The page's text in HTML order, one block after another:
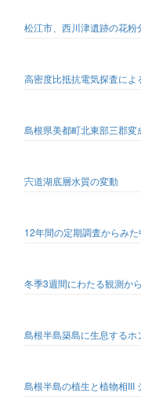
松江市、西川津遺跡の花粉
高密度比抵抗電気探査に
島根県美都町北東部三郡
宍道湖底層水質の変動
12年間の定期調査からみ
冬季3週間にわたる観測か
島根半島築島に生息する
島根半島の植生と植物相III